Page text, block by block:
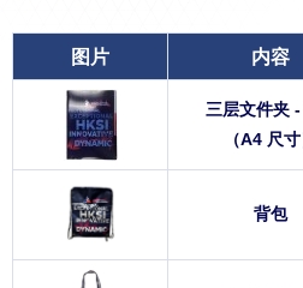
图片 内容
三层文件夹
（A4 尺寸
背包